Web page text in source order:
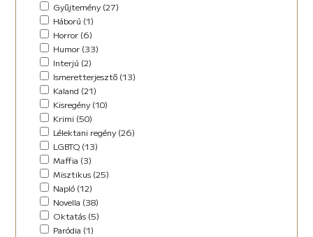
Misztikus (9)
Napló (4)
New Adult (5)
Novella (34)
Oktatás (2)
Paródia (3)
Regény (42)
Romantikus (29)
Sci-fi (14)
Steampunk (1)
Urban Fantasy (2)
Utikönyv (8)
Válogatott írások (48)
Vers (17)
Gyűjtemény (27)
Háború (1)
Horror (6)
Humor (33)
Interjú (2)
Ismeretterjesztő (13)
Kaland (21)
Kisregény (10)
Krimi (50)
Lélektani regény (26)
LGBTQ (13)
Maffia (3)
Misztikus (25)
Napló (12)
Novella (38)
Oktatás (5)
Paródia (1)